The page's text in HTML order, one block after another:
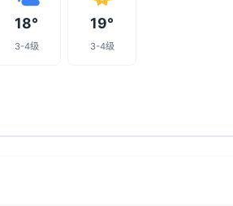
18°
3-4级
19°
3-4级